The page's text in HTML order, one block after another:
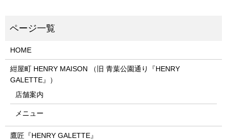
HOME
紺屋町 HENRY MAISON （旧 青葉公園通り『HENRY
GALETTE』）
店舗案内
メニュー
鷹匠『HENRY GALETTE』